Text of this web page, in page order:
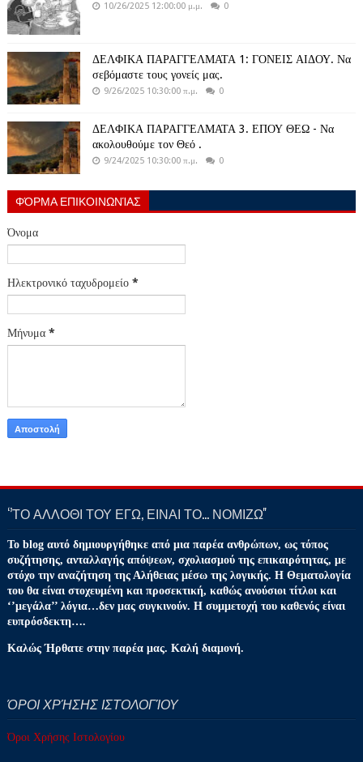
10/26/2025 12:00:00 μ.μ. 0
ΔΕΛΦΙΚΑ ΠΑΡΑΓΓΕΛΜΑΤΑ 1: ΓΟΝΕΙΣ ΑΙΔΟΥ. Να
σεβόμαστε τους γονείς μας.
9/26/2025 10:30:00 π.μ. 0
ΔΕΛΦΙΚΑ ΠΑΡΑΓΓΕΛΜΑΤΑ 3. ΕΠΟΥ ΘΕΩ - Να
ακολουθούμε τον Θεό .
9/24/2025 10:30:00 π.μ. 0
ΦΌΡΜΑ ΕΠΙΚΟΙΝΩΝΊΑΣ
Όνομα
Ηλεκτρονικό ταχυδρομείο *
Μήνυμα *
‘’ΤΟ ΑΛΛΟΘΙ ΤΟΥ ΕΓΩ, ΕΙΝΑΙ ΤΟ… ΝΟΜΙΖΩ''
Το blog αυτό δημιουργήθηκε από μια παρέα ανθρώπων, ως τόπος
συζήτησης, ανταλλαγής απόψεων, σχολιασμού της επικαιρότητας, με
στόχο την αναζήτηση της Αλήθειας μέσω της λογικής. Η Θεματολογία
του θα είναι στοχευμένη και προσεκτική, καθώς ανούσιοι τίτλοι και
‘’μεγάλα’’ λόγια…δεν μας συγκινούν. Η συμμετοχή του καθενός είναι
ευπρόσδεκτη….
Καλώς Ήρθατε στην παρέα μας. Καλή διαμονή.
ΌΡΟΙ ΧΡΉΣΗΣ ΙΣΤΟΛΟΓΊΟΥ
Όροι Χρήσης Ιστολογίου